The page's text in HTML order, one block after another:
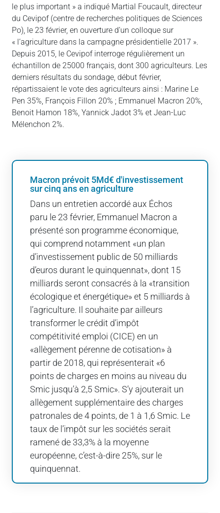
le plus important » a indiqué Martial Foucault, directeur
du Cevipof (centre de recherches politiques de Sciences
Po), le 23 février, en ouverture d’un colloque sur
« l’agriculture dans la campagne présidentielle 2017 ».
Depuis 2015, le Cevipof interroge régulièrement un
échantillon de 25000 français, dont 300 agriculteurs. Les
derniers résultats du sondage, début février,
répartissaient le vote des agriculteurs ainsi : Marine Le
Pen 35%, François Fillon 20% ; Emmanuel Macron 20%,
Benoit Hamon 18%, Yannick Jadot 3% et Jean-Luc
Mélenchon 2%.
Macron prévoit 5Md€ d'investissement
sur cinq ans en agriculture
Dans un entretien accordé aux Échos
paru le 23 février, Emmanuel Macron a
présenté son programme économique,
qui comprend notamment «un plan
d’investissement public de 50 milliards
d’euros durant le quinquennat», dont 15
milliards seront consacrés à la «transition
écologique et énergétique» et 5 milliards à
l’agriculture. Il souhaite par ailleurs
transformer le crédit d’impôt
compétitivité emploi (CICE) en un
«allègement pérenne de cotisation» à
partir de 2018, qui représenterait «6
points de charges en moins au niveau du
Smic jusqu’à 2,5 Smic». S’y ajouterait un
allègement supplémentaire des charges
patronales de 4 points, de 1 à 1,6 Smic. Le
taux de l’impôt sur les sociétés serait
ramené de 33,3% à la moyenne
européenne, c’est-à-dire 25%, sur le
quinquennat.